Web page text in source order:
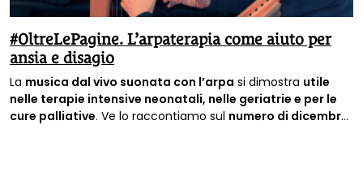
#OltreLePagine. L’arpaterapia come aiuto per
ansia e disagio
La musica dal vivo suonata con l’arpa si dimostra utile
nelle terapie intensive neonatali, nelle geriatrie e per le
cure palliative. Ve lo raccontiamo sul numero di dicembre